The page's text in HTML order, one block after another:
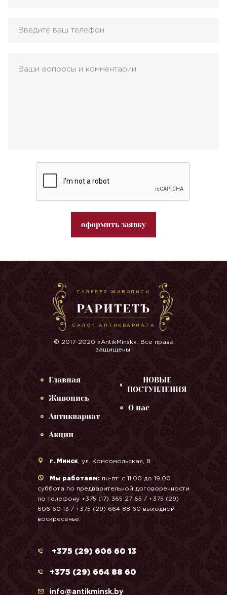
оформить заявку
ГАЛЕРЕЯ ЖИВОПИСИ
РАРИТЕТЪ
САЛОН АНТИКВАРИАТА
© 2017-2020 «AntikMinsk». Все права
защищены.
Главная
Живопись
Антиквариат
Акции
НОВЫЕ
ПОСТУПЛЕНИЯ
О нас
г. Минск , ул. Комсомольская, 8
Мы работаем: пн-пт: с 11.00 до 19.00
суббота по предварительной договоренности
по телефону +375 (17) 365 27 65 / +375 (29)
606 60 13 / +375 (29) 664 88 60 выходной
воскресенье.
+375 (29) 606 60 13
+375 (29) 664 88 60
info@antikminsk.by